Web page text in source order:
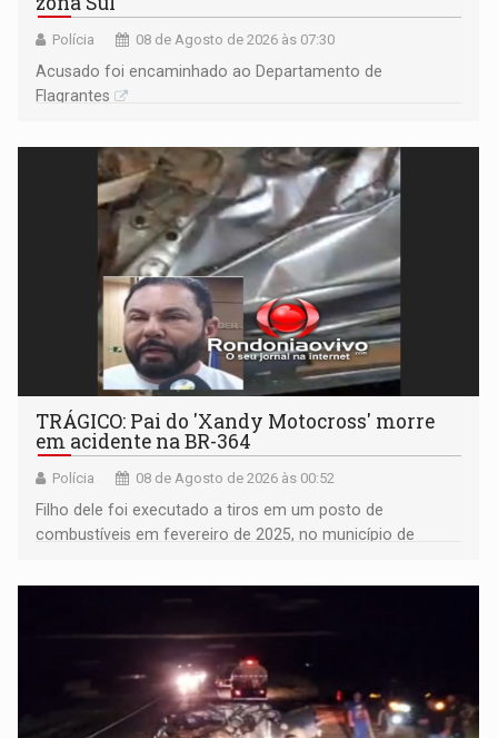
Polícia 08 de Agosto de 2026 às 07:30
Acusado foi encaminhado ao Departamento de
Flagrantes
TRÁGICO: Pai do 'Xandy Motocross' morre
em acidente na BR-364
Polícia 08 de Agosto de 2026 às 00:52
Filho dele foi executado a tiros em um posto de
combustíveis em fevereiro de 2025, no município de